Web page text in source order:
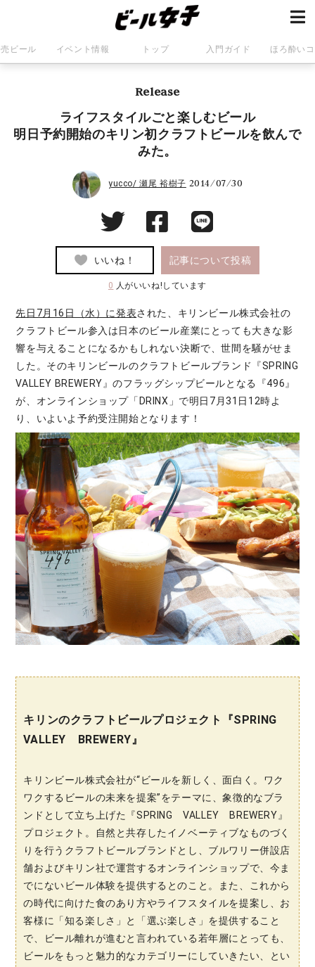
ビール イベント情報 トップ 入門ガイド ほろ酔い
Release
ライフスタイルごと楽しむビール
明日予約開始のキリン初クラフトビールを飲んで
みた。
yucco/ 瀬尾 裕樹子 2014/07/30
いいね！ 記事について投稿
0 人がいいね!しています
先日7月16日（水）に発表された、キリンビール株式会社の
クラフトビール参入は日本のビール産業にとっても大きな影
響を与えることになるかもしれない決断で、世間を騒がせま
した。そのキリンビールのクラフトビールブランド『SPRING
VALLEY BREWERY』のフラッグシップビールとなる『496』
が、オンラインショップ「DRINX」で明日7月31日12時よ
り、いよいよ予約受注開始となります！
キリンのクラフトビールプロジェクト『SPRING
VALLEY BREWERY』
キリンビール株式会社が“ビールを新しく、面白く。ワク
ワクするビールの未来を提案”をテーマに、象徴的なブラ
ンドとして立ち上げた『SPRING VALLEY BREWERY』
プロジェクト。自然と共存したイノベーティブなものづく
りを行うクラフトビールブランドとし、ブルワリー併設店
舗およびキリン社で運営するオンラインショップで、今ま
でにないビール体験を提供するとのこと。また、これから
の時代に向けた食のあり方やライフスタイルを提案し、お
客様に「知る楽しさ」と「選ぶ楽しさ」を提供すること
で、ビール離れが進むと言われている若年層にとっても、
ビールをもっと魅力的なカテゴリーにしていきたい、とい